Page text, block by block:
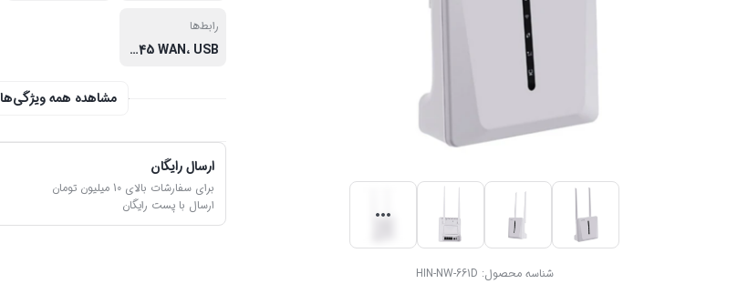
شناسه محصول: HIN-NW-661D
رابط‌ها
RJ-45 LAN، RJ-45 WAN، USB
مشاهده همه ویژگی‌ها
ارسال رایگان
برای سفارشات بالای 10 میلیون تومان
ارسال با پست رایگان